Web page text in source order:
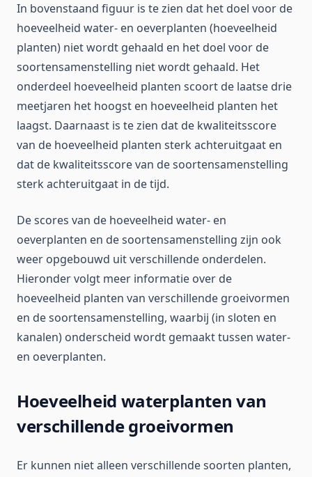
In bovenstaand figuur is te zien dat het doel voor de
hoeveelheid water- en oeverplanten (hoeveelheid
planten) niet wordt gehaald en het doel voor de
soortensamenstelling niet wordt gehaald. Het
onderdeel hoeveelheid planten scoort de laatse drie
meetjaren het hoogst en hoeveelheid planten het
laagst. Daarnaast is te zien dat de kwaliteitsscore
van de hoeveelheid planten sterk achteruitgaat en
dat de kwaliteitsscore van de soortensamenstelling
sterk achteruitgaat in de tijd.
De scores van de hoeveelheid water- en
oeverplanten en de soortensamenstelling zijn ook
weer opgebouwd uit verschillende onderdelen.
Hieronder volgt meer informatie over de
hoeveelheid planten van verschillende groeivormen
en de soortensamenstelling, waarbij (in sloten en
kanalen) onderscheid wordt gemaakt tussen water-
en oeverplanten.
Hoeveelheid waterplanten van
verschillende groeivormen
Er kunnen niet alleen verschillende soorten planten,